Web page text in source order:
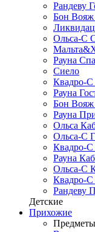
Рандеву
Бон Вояж
Ольса-С
Рауна
Сиело
Квадро-С
Рауна
Бон Вояж
Рауна
Ольса
Ольса-С
Квадро-С
Рауна
Ольса-С
Квадро-С
Рандеву
Детские
Прихожие
Предметы